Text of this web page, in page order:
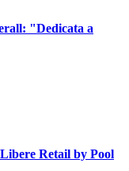
"Dedicata a
Retail by Pool